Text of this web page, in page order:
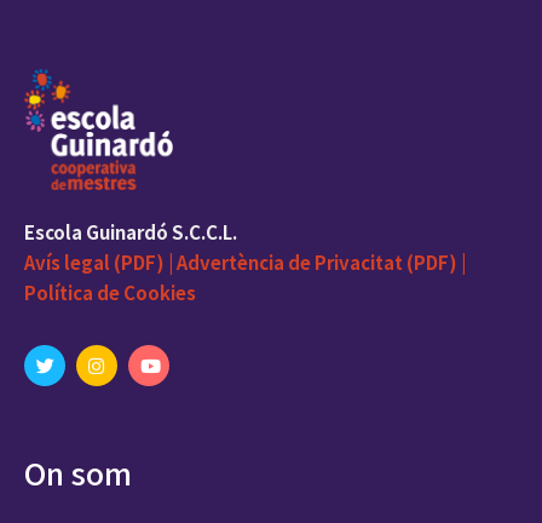
Escola Guinardó S.C.C.L.
Avís legal (PDF) |Advertència de Privacitat (PDF) |
Política de Cookies
On som